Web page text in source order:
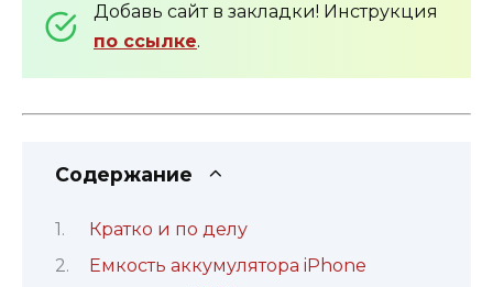
Добавь сайт в закладки! Инструкция
по ссылке.
Содержание
Кратко и по делу
Емкость аккумулятора iPhone